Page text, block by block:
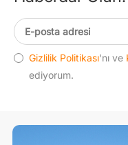
Gizlilik Politikası'nı ve
ediyorum.